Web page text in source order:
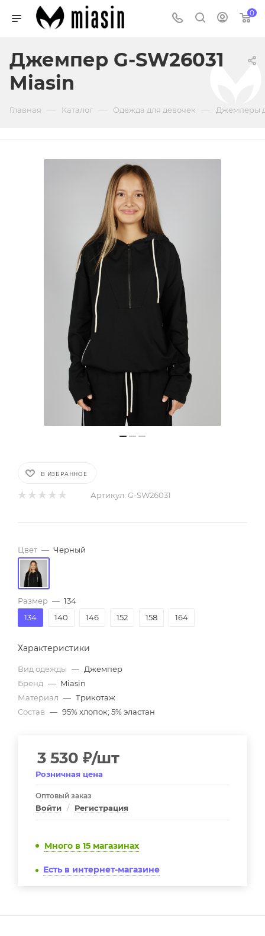
0
Джемпер G-SW26031
Miasin
Главная Каталог Одежда для девочек Джемперы
В ИЗБРАННОЕ
Артикул: G-SW26031
Цвет — Черный
Размер — 134
134
140 146 152 158 164
Характеристики
Вид одежды — Джемпер
Бренд — Miasin
Материал — Трикотаж
Состав — 95% хлопок; 5% эластан
3 530 ₽/шт
Розничная цена
Оптовый заказ
Войти / Регистрация
Много в 15 магазинах
Есть в интернет-магазине